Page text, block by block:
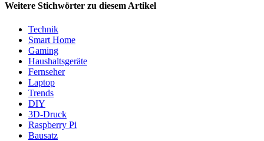
Weitere Stichwörter zu diesem Artikel
Technik
Smart Home
Gaming
Haushaltsgeräte
Fernseher
Laptop
Trends
DIY
3D-Druck
Raspberry Pi
Bausatz